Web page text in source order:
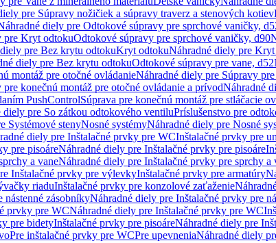
pre Súpravy nožičiek a súpravy traverz a stenových kotiev
diely pre Odtokové súpravy pre sprchové vaničky,
pre Kryt odtokuOdtokové súpravy pre sprchové vaničky, d90
pre Bez krytu odtokuKryt odtokuNáhradné diely pre
diely pre Bez krytu odtokuOdtokové súpravy pre vane, d52
montáž pre otočné ovládanieNáhradné diely pre Súpravy
pre konečnú montáž pre otočné ovládanie a prívodNáhradné
PushControlSúprava pre konečnú montáž pre stláčacie
diely pre So zátkou odtokového ventiluPríslušenstvo pre
Systémové stenyNosné systémyNáhradné diely pre Nosné
diely pre Inštalačné prvky pre WCInštalačné prvky pre
pre pisoáreNáhradné diely pre Inštalačné prvky pre pisoáre
a vaneNáhradné diely pre Inštalačné prvky pre sprchy a
Inštalačné prvky pre výlevkyInštalačné prvky pre armatúry
riaduInštalačné prvky pre konzolové zaťaženie
nástenné zásobníkyNáhradné diely pre Inštalačné prvky pre
prvky pre WCNáhradné diely pre Inštalačné prvky pre WC
pre bidetyInštalačné prvky pre pisoáreNáhradné diely pre
Pre inštalačné prvky pre WCPre upevneniaNáhradné diely